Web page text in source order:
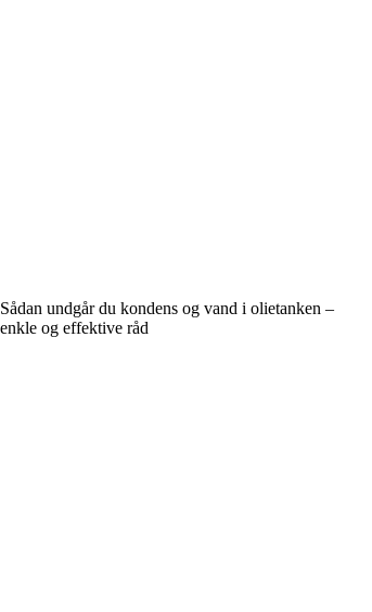
Sådan undgår du kondens og vand i olietanken –
enkle og effektive råd